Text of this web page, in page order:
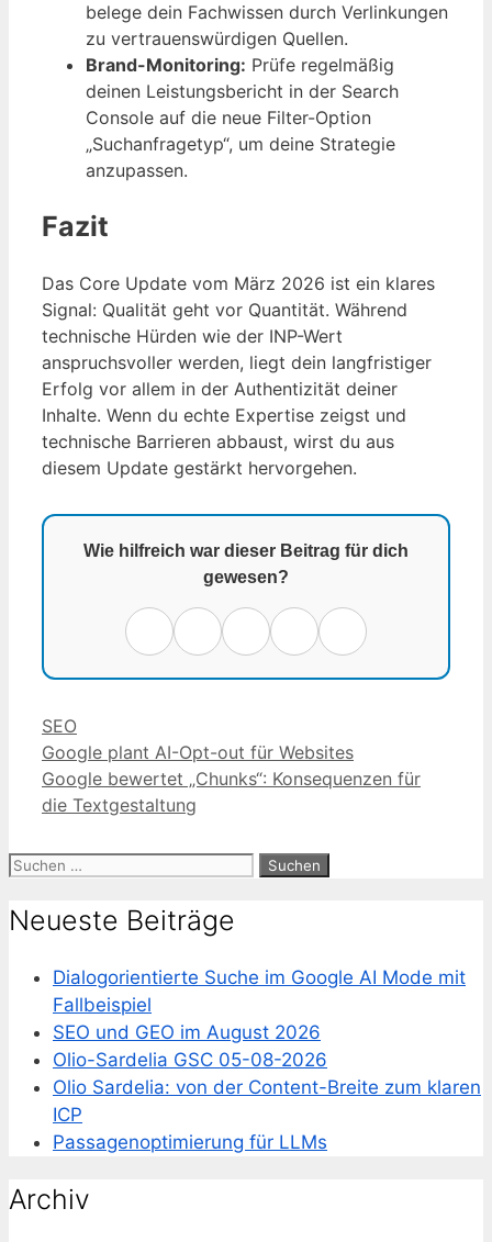
belege dein Fachwissen durch Verlinkungen
zu vertrauenswürdigen Quellen.
Brand-Monitoring: Prüfe regelmäßig
deinen Leistungsbericht in der Search
Console auf die neue Filter-Option
„Suchanfragetyp“, um deine Strategie
anzupassen.
Fazit
Das Core Update vom März 2026 ist ein klares
Signal: Qualität geht vor Quantität. Während
technische Hürden wie der INP-Wert
anspruchsvoller werden, liegt dein langfristiger
Erfolg vor allem in der Authentizität deiner
Inhalte. Wenn du echte Expertise zeigst und
technische Barrieren abbaust, wirst du aus
diesem Update gestärkt hervorgehen.
Wie hilfreich war dieser Beitrag für dich
gewesen?
Kategorien
SEO
Google plant AI-Opt-out für Websites
Google bewertet „Chunks“: Konsequenzen für
die Textgestaltung
Suchen
Neueste Beiträge
Dialogorientierte Suche im Google AI Mode mit
Fallbeispiel
SEO und GEO im August 2026
Olio-Sardelia GSC 05-08-2026
Olio Sardelia: von der Content-Breite zum klaren
ICP
Passagenoptimierung für LLMs
Archiv